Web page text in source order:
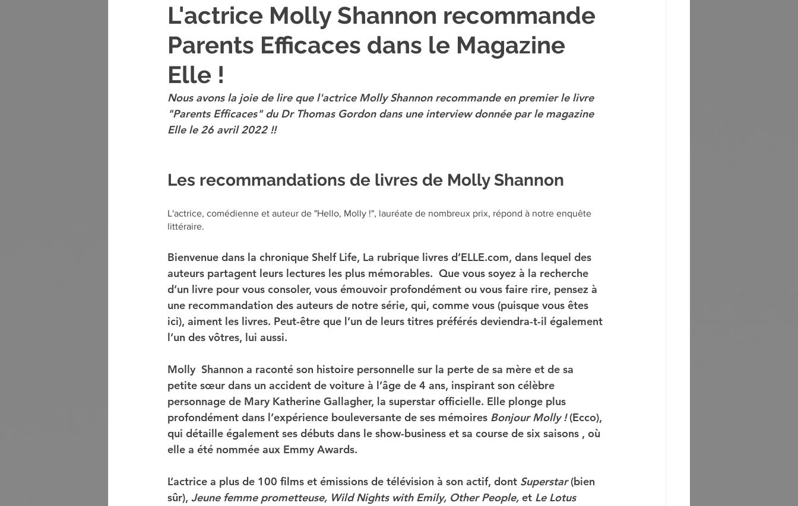
Plaidoyer BD Vidéos
L'actrice Molly Shannon recommande
Parents Efficaces dans le Magazine
Elle !
Nous avons la joie de lire que l'actrice Molly Shannon recommande en premier le livre
"Parents Efficaces" du Dr Thomas Gordon dans une interview donnée par le magazine
Elle le 26 avril 2022 !!
Les recommandations de livres de Molly Shannon
L'actrice, comédienne et auteur de "Hello, Molly !", lauréate de nombreux prix, répond à notre enquête
littéraire.
Bienvenue dans la chronique Shelf Life, La rubrique livres d’ELLE.com, dans lequel des
auteurs partagent leurs lectures les plus mémorables.  Que vous soyez à la recherche
d’un livre pour vous consoler, vous émouvoir profondément ou vous faire rire, pensez à
une recommandation des auteurs de notre série, qui, comme vous (puisque vous êtes
ici), aiment les livres. Peut-être que l’un de leurs titres préférés deviendra-t-il également
l’un des vôtres, lui aussi.
Molly  Shannon a raconté son histoire personnelle sur la perte de sa mère et de sa
petite sœur dans un accident de voiture à l’âge de 4 ans, inspirant son célèbre
personnage de Mary Katherine Gallagher, la superstar officielle. Elle plonge plus
profondément dans l’expérience bouleversante de ses mémoires Bonjour Molly ! (Ecco),
qui détaille également ses débuts dans le show-business et sa course de six saisons , où
elle a été nommée aux Emmy Awards.
L’actrice a plus de 100 films et émissions de télévision à son actif, dont Superstar (bien
sûr), Jeune femme prometteuse, Wild Nights with Emily, Other People, et Le Lotus